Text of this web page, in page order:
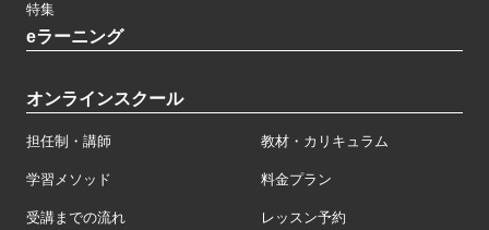
特集
eラーニング
オンラインスクール
担任制・講師 教材・カリキュラム
学習メソッド 料金プラン
受講までの流れ レッスン予約